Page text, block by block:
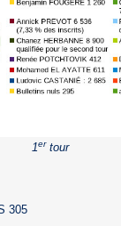
1ertour
305